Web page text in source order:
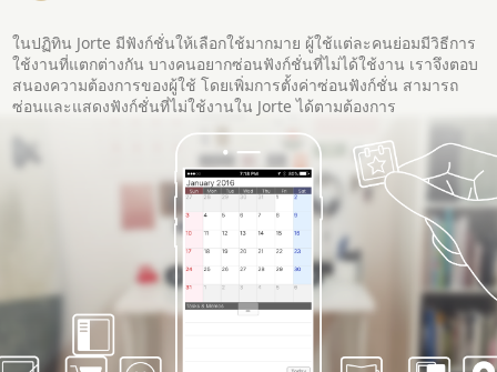
ในปฏิทิน Jorte มีฟังก์ชั่นให้เลือกใช้มากมาย ผู้ใช้แต่ละคนย่อมมีวิธีการ
ใช้งานที่แตกต่างกัน บางคนอยากซ่อนฟังก์ชั่นที่ไม่ได้ใช้งาน เราจึงตอบ
สนองความต้องการของผู้ใช้ โดยเพิ่มการตั้งค่าซ่อนฟังก์ชั่น สามารถ
ซ่อนและแสดงฟังก์ชั่นที่ไม่ใช้งานใน Jorte ได้ตามต้องการ